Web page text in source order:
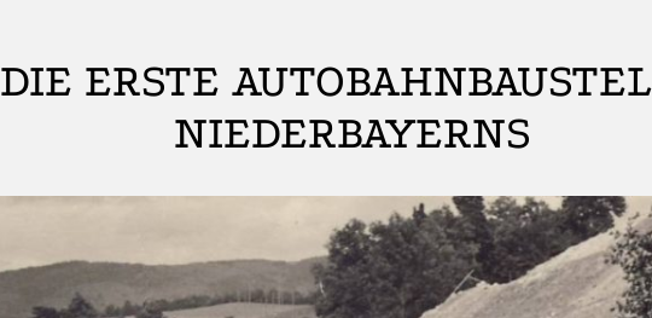
DIE ERSTE
NIEDERBAYERNS